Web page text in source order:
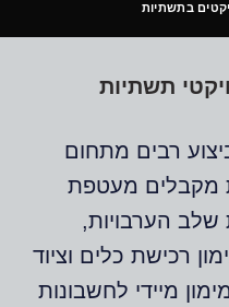
בתשתיות
תשתיות
רבים מתחום
מקבלים מעטפת
הערבויות,
רכישת כלים וציוד
מיידי לחשבונות